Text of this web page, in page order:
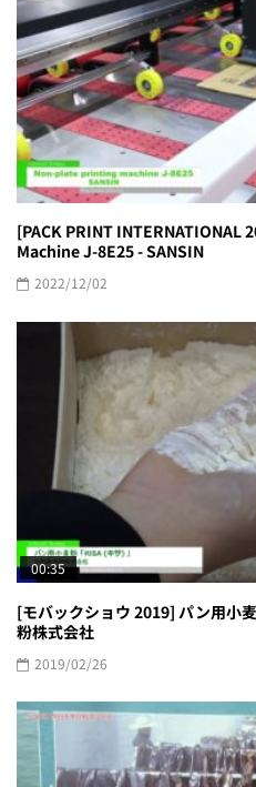
[PACK PRINT
Machine J-8E25 - SANSIN
2022/12/02
00:35
[モバックショウ 2019] パン用小
粉株式会社
2019/02/26